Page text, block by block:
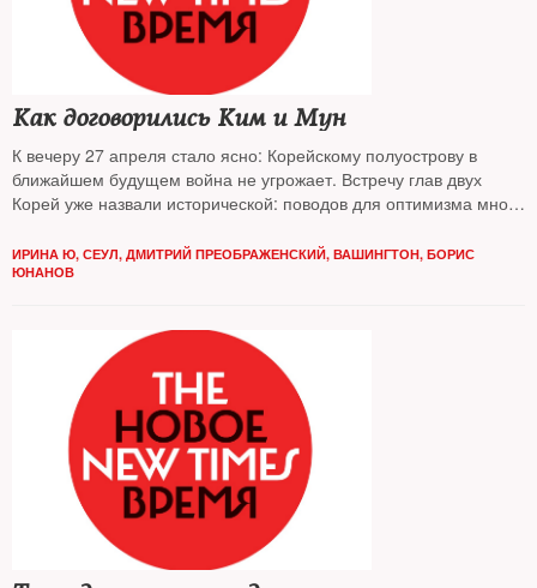
Как договорились Ким и Мун
К вечеру 27 апреля стало ясно: Корейскому полуострову в
ближайшем будущем война не угрожает. Встречу глав двух
Корей уже назвали исторической: поводов для оптимизма много
ИРИНА Ю, СЕУЛ, ДМИТРИЙ ПРЕОБРАЖЕНСКИЙ, ВАШИНГТОН, БОРИС
ЮНАНОВ